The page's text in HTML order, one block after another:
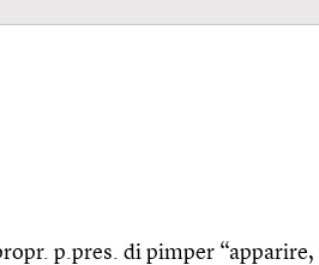
p.pres. di pimper “apparire,